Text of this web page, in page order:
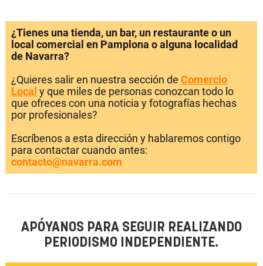
¿Tienes una tienda, un bar, un restaurante o un
local comercial en Pamplona o alguna localidad
de Navarra?
¿Quieres salir en nuestra sección de Comercio
Local y que miles de personas conozcan todo lo
que ofreces con una noticia y fotografías hechas
por profesionales?
Escríbenos a esta dirección y hablaremos contigo
para contactar cuando antes:
contacto@navarra.com
APÓYANOS PARA SEGUIR REALIZANDO
PERIODISMO INDEPENDIENTE.